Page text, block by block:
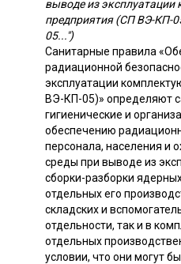
выводе из
предприятия (СП ВЭ-КП-
05...")
Санитарные правила
радиационной
эксплуатации
ВЭ-КП-05)» определяют
гигиенические и
обеспечению
персонала, населения и
среды при выводе из
сборки-разборки
отдельных его
складских и
отдельности, так и в
отдельных
условии, что они могут